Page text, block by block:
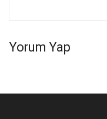
Yorum Yap